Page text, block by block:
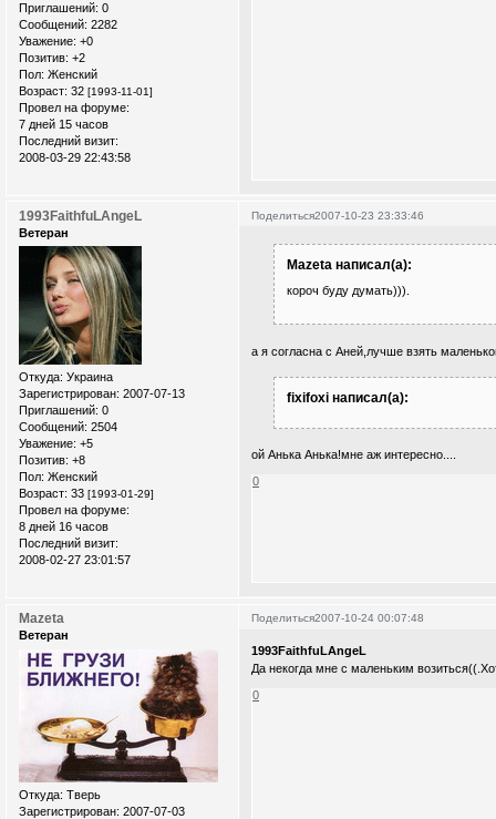
Приглашений: 0
Сообщений: 2282
Уважение: +0
Позитив: +2
Пол: Женский
Возраст: 32 [1993-11-01]
Провел на форуме:
7 дней 15 часов
Последний визит:
2008-03-29 22:43:58
Поделиться2007-10-23 23:33:46
1993FaithfuLAngeL
Ветеран
Откуда: Украина
Зарегистрирован: 2007-07-13
Приглашений: 0
Сообщений: 2504
Уважение: +5
Позитив: +8
Пол: Женский
Возраст: 33 [1993-01-29]
Провел на форуме:
8 дней 16 часов
Последний визит:
2008-02-27 23:01:57
Mazeta написал(а):
короч буду думать))).
а я согласна с Аней,лучше взять
fixifoxi написал(а):
ой Анька Анька!мне аж интересно....
0
Поделиться2007-10-24 00:07:48
Mazeta
Ветеран
Откуда: Тверь
Зарегистрирован: 2007-07-03
1993FaithfuLAngeL
Да некогда мне с маленьким
0